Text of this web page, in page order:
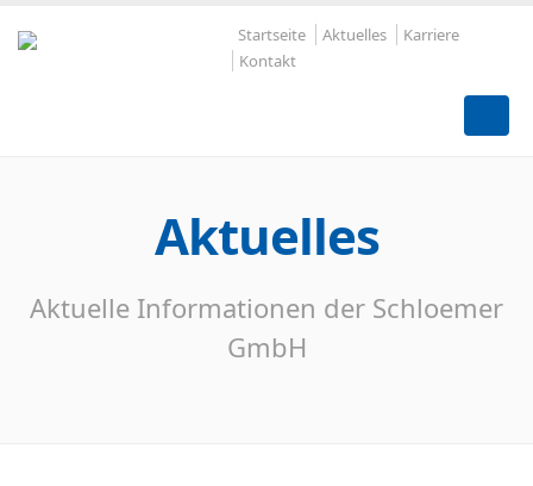
Startseite Aktuelles
Karriere
Kontakt
Aktuelles
Aktuelle Informationen der Schloemer
GmbH